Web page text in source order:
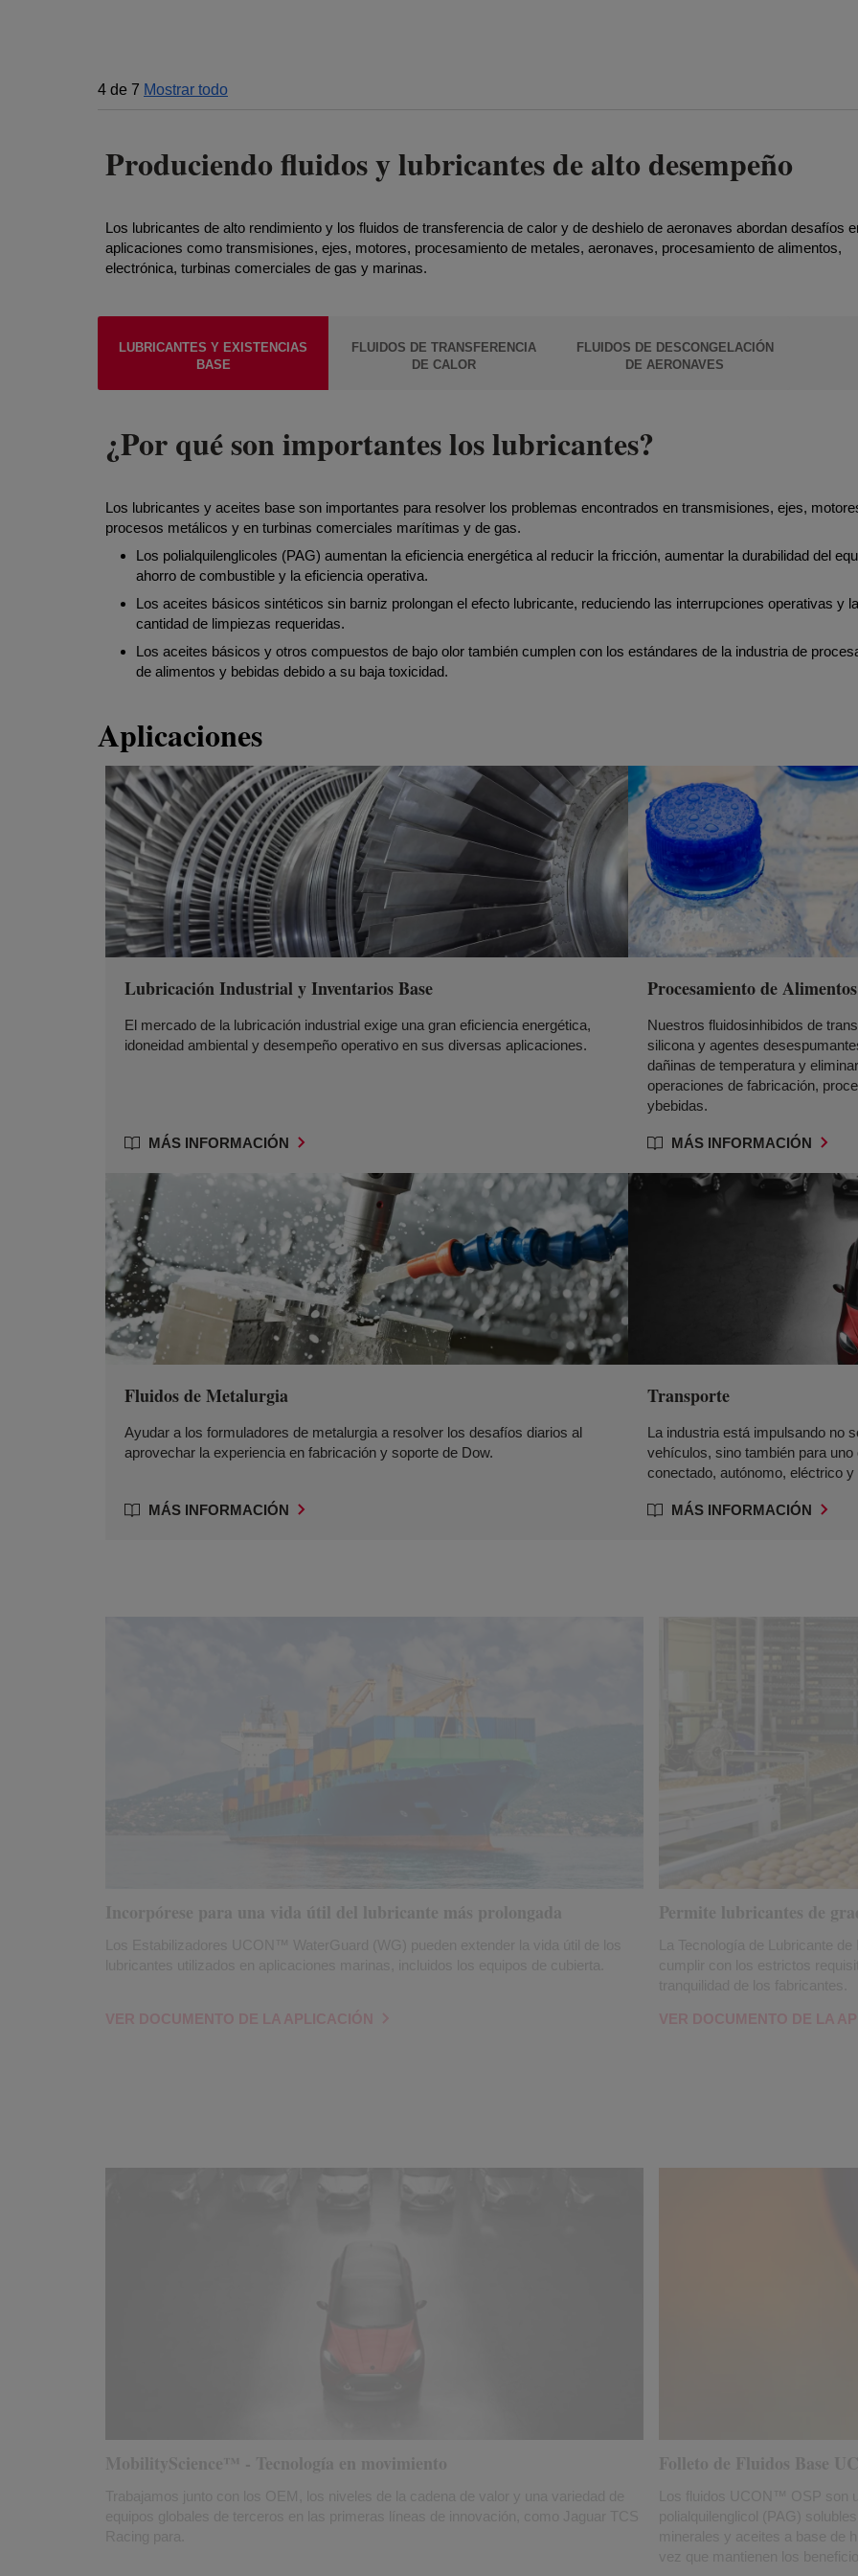
4 de 7 Mostrar todo
Produciendo fluidos y lubricantes de alto desempeño
Los lubricantes de alto rendimiento y los fluidos de transferencia de calor y de deshielo de aeronaves abordan desafíos
aplicaciones como transmisiones, ejes, motores, procesamiento de metales, aeronaves, procesamiento de alimentos,
electrónica, turbinas comerciales de gas y marinas.
LUBRICANTES Y EXISTENCIAS
BASE
FLUIDOS DE TRANSFERENCIA
DE CALOR
FLUIDOS DE DESCONGELACIÓN
DE AERONAVES
¿Por qué son importantes los lubricantes?
Los lubricantes y aceites base son importantes para resolver los problemas encontrados en transmisiones, ejes,
procesos metálicos y en turbinas comerciales marítimas y de gas.
Los polialquilenglicoles (PAG) aumentan la eficiencia energética al reducir la fricción, aumentar la durabilidad del
ahorro de combustible y la eficiencia operativa.
Los aceites básicos sintéticos sin barniz prolongan el efecto lubricante, reduciendo las interrupciones operativas y la
cantidad de limpiezas requeridas.
Los aceites básicos y otros compuestos de bajo olor también cumplen con los estándares de la industria de
de alimentos y bebidas debido a su baja toxicidad.
Aplicaciones
Lubricación Industrial y Inventarios Base
El mercado de la lubricación industrial exige una gran eficiencia energética,
idoneidad ambiental y desempeño operativo en sus diversas aplicaciones.
MÁS INFORMACIÓN
Procesamiento de
Nuestros fluidosinhibidos de
silicona y agentes
dañinas de temperatura y
operaciones de fabricación,
ybebidas.
MÁS INFORMACIÓN
Fluidos de Metalurgia
Ayudar a los formuladores de metalurgia a resolver los desafíos diarios al
aprovechar la experiencia en fabricación y soporte de Dow.
MÁS INFORMACIÓN
Transporte
La industria está impulsando no
vehículos, sino también para
conectado, autónomo, eléctrico y
MÁS INFORMACIÓN
VER DOCUMENTO DE LA APLICACIÓN VER DOCUMENTO DE LA